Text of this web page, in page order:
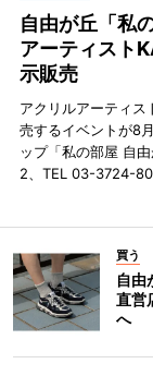
自由が丘「私
アーティスト
示販売
アクリルアーティス
売するイベントが8
ップ「私の部屋 自
2、TEL 03-3724-
買う
自由
直営
へ